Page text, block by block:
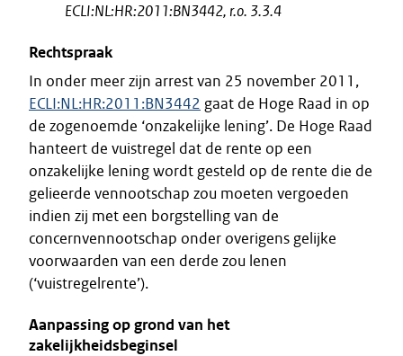
ECLI:NL:HR:2011:BN3442, r.o. 3.3.4
Rechtspraak
In onder meer zijn arrest van 25 november 2011,
ECLI:NL:HR:2011:BN3442 gaat de Hoge Raad in op
de zogenoemde ‘onzakelijke lening’. De Hoge Raad
hanteert de vuistregel dat de rente op een
onzakelijke lening wordt gesteld op de rente die de
gelieerde vennootschap zou moeten vergoeden
indien zij met een borgstelling van de
concernvennootschap onder overigens gelijke
voorwaarden van een derde zou lenen
(‘vuistregelrente’).
Aanpassing op grond van het
zakelijkheidsbeginsel